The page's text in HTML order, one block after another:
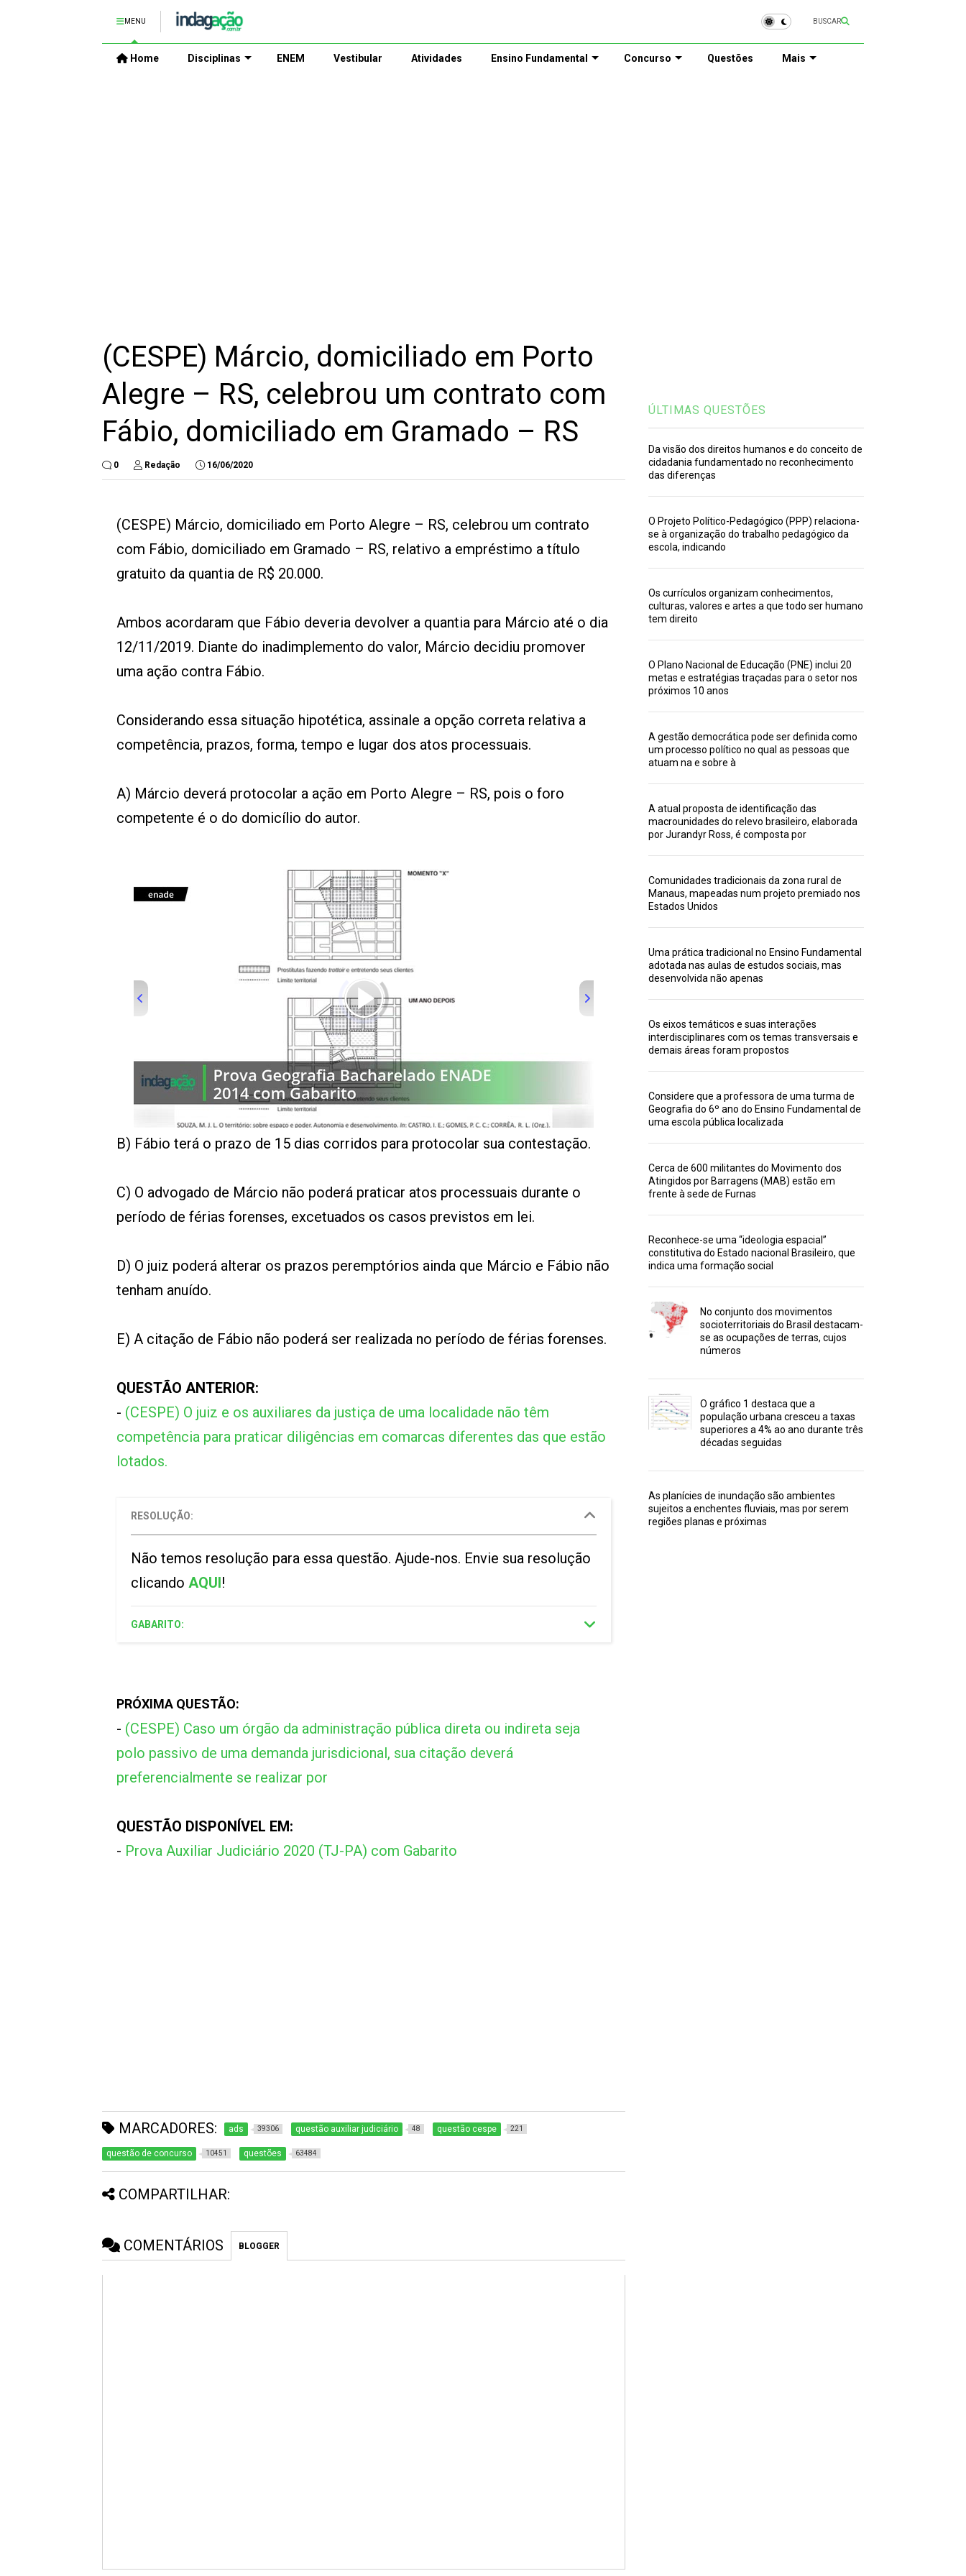
MENU BUSCAR
Home Disciplinas ENEM Vestibular Atividades Ensino Fundamental Concurso Questões Mais
(CESPE) Márcio, domiciliado em Porto
Alegre – RS, celebrou um contrato com
Fábio, domiciliado em Gramado – RS
0 Redação 16/06/2020
(CESPE) Márcio, domiciliado em Porto Alegre – RS, celebrou um contrato
com Fábio, domiciliado em Gramado – RS, relativo a empréstimo a título
gratuito da quantia de R$ 20.000.
Ambos acordaram que Fábio deveria devolver a quantia para Márcio até o dia
12/11/2019. Diante do inadimplemento do valor, Márcio decidiu promover
uma ação contra Fábio.
Considerando essa situação hipotética, assinale a opção correta relativa a
competência, prazos, forma, tempo e lugar dos atos processuais.
A) Márcio deverá protocolar a ação em Porto Alegre – RS, pois o foro
competente é o do domicílio do autor.
B) Fábio terá o prazo de 15 dias corridos para protocolar sua contestação.
C) O advogado de Márcio não poderá praticar atos processuais durante o
período de férias forenses, excetuados os casos previstos em lei.
D) O juiz poderá alterar os prazos peremptórios ainda que Márcio e Fábio não
tenham anuído.
E) A citação de Fábio não poderá ser realizada no período de férias forenses.
QUESTÃO ANTERIOR:
- (CESPE) O juiz e os auxiliares da justiça de uma localidade não têm
competência para praticar diligências em comarcas diferentes das que estão
lotados.
RESOLUÇÃO:
Não temos resolução para essa questão. Ajude-nos. Envie sua resolução
clicando AQUI!
GABARITO:
PRÓXIMA QUESTÃO:
- (CESPE) Caso um órgão da administração pública direta ou indireta seja
polo passivo de uma demanda jurisdicional, sua citação deverá
preferencialmente se realizar por
QUESTÃO DISPONÍVEL EM:
- Prova Auxiliar Judiciário 2020 (TJ-PA) com Gabarito
MARCADORES: ads 39306 questão auxiliar judiciário 48 questão cespe 221
questão de concurso 10451 questões 63484
COMPARTILHAR:
COMENTÁRIOS BLOGGER
ÚLTIMAS QUESTÕES
Da visão dos direitos humanos e do conceito de
cidadania fundamentado no reconhecimento
das diferenças
O Projeto Político-Pedagógico (PPP) relaciona-
se à organização do trabalho pedagógico da
escola, indicando
Os currículos organizam conhecimentos,
culturas, valores e artes a que todo ser humano
tem direito
O Plano Nacional de Educação (PNE) inclui 20
metas e estratégias traçadas para o setor nos
próximos 10 anos
A gestão democrática pode ser definida como
um processo político no qual as pessoas que
atuam na e sobre à
A atual proposta de identificação das
macrounidades do relevo brasileiro, elaborada
por Jurandyr Ross, é composta por
Comunidades tradicionais da zona rural de
Manaus, mapeadas num projeto premiado nos
Estados Unidos
Uma prática tradicional no Ensino Fundamental
adotada nas aulas de estudos sociais, mas
desenvolvida não apenas
Os eixos temáticos e suas interações
interdisciplinares com os temas transversais e
demais áreas foram propostos
Considere que a professora de uma turma de
Geografia do 6º ano do Ensino Fundamental de
uma escola pública localizada
Cerca de 600 militantes do Movimento dos
Atingidos por Barragens (MAB) estão em
frente à sede de Furnas
Reconhece-se uma “ideologia espacial”
constitutiva do Estado nacional Brasileiro, que
indica uma formação social
No conjunto dos movimentos
socioterritoriais do Brasil destacam-
se as ocupações de terras, cujos
números
O gráfico 1 destaca que a
população urbana cresceu a taxas
superiores a 4% ao ano durante três
décadas seguidas
As planícies de inundação são ambientes
sujeitos a enchentes fluviais, mas por serem
regiões planas e próximas